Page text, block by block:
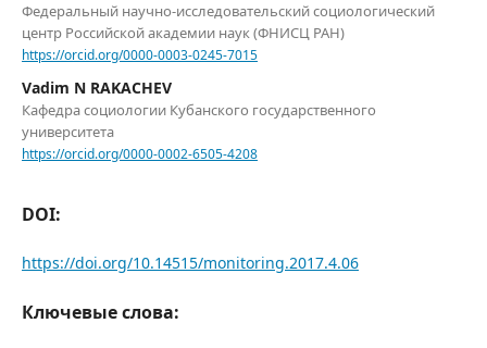
Федеральный научно-исследовательский социологический
центр Российской академии наук (ФНИСЦ РАН)
https://orcid.org/0000-0003-0245-7015
Vadim N RAKACHEV
Кафедра социологии Кубанского государственного
университета
https://orcid.org/0000-0002-6505-4208
DOI:
https://doi.org/10.14515/monitoring.2017.4.06
Ключевые слова: